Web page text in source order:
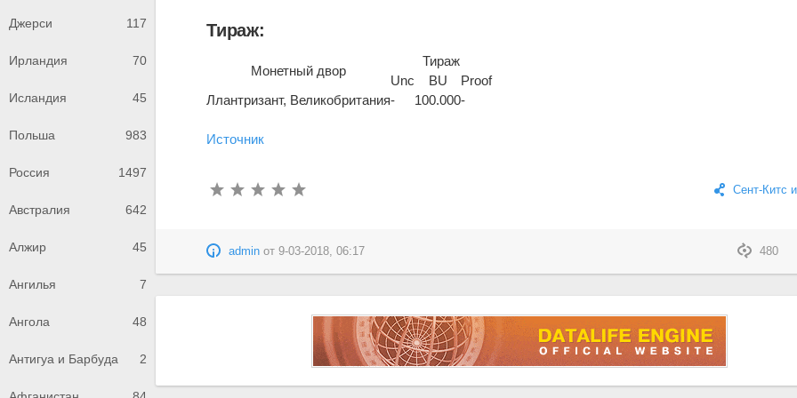
Джерси 117
Ирландия 70
Исландия 45
Польша 983
Россия 1497
Австралия 642
Алжир 45
Ангилья 7
Ангола 48
Антигуа и Барбуда 2
Тираж:
Монетный двор
Тираж
Unc
BU
Proof
Ллантризант, Великобритания- 100.000-
Источник
Сент-Китс
480
admin от9-03-2018, 06:17